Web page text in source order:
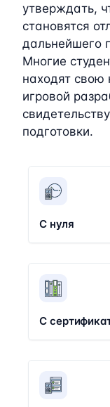
утверждать,
становятся
дальнейшего
Многие
находят свою
игровой
подготовки.
С нуля
С